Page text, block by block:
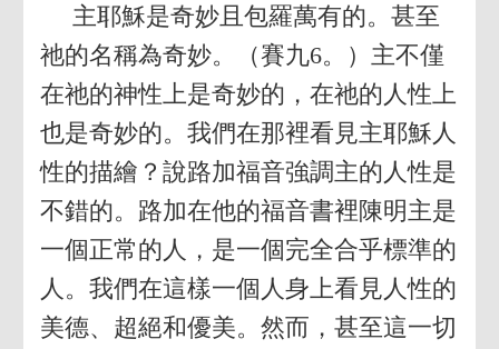
主耶穌是奇妙且包羅萬有的。甚至
祂的名稱為奇妙。（賽九6。）主不僅
在祂的神性上是奇妙的，在祂的人性上
也是奇妙的。我們在那裡看見主耶穌人
性的描繪？說路加福音強調主的人性是
不錯的。路加在他的福音書裡陳明主是
一個正常的人，是一個完全合乎標準的
人。我們在這樣一個人身上看見人性的
美德、超絕和優美。然而，甚至這一切